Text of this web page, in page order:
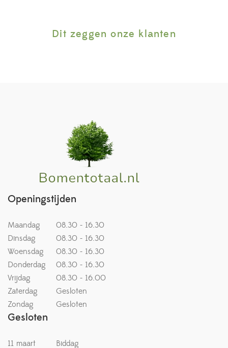
Dit zeggen onze klanten
Openingstijden
Maandag
08.30 - 16.30
Dinsdag
08.30 - 16.30
Woensdag
08.30 - 16.30
Donderdag
08.30 - 16.30
Vrijdag
08.30 - 16.00
Zaterdag
Gesloten
Zondag
Gesloten
Gesloten
11 maart
Biddag